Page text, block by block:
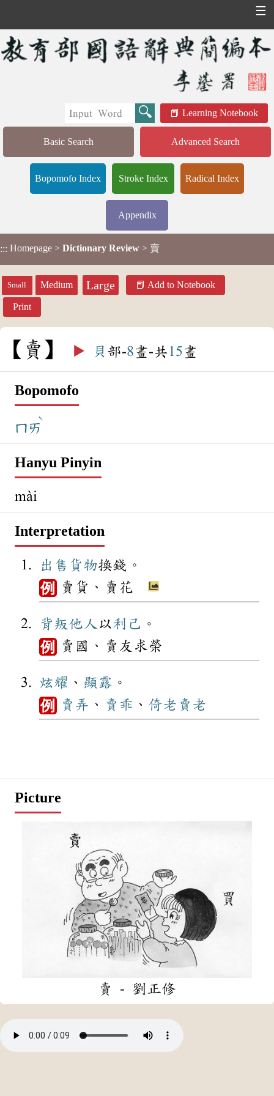
☰
Learning Notebook
Basic Search Advanced Search
Bopomofo Index Stroke Index Radical Index
Appendix
::: Homepage > Dictionary Review > 賣
Small Medium Large Add to Notebook
Print
賣 ▶️ 貝 部-8畫-共 15畫
Bopomofo
ㄇㄞ
ˋ
Hanyu Pinyin
mài
Interpretation
出售 貨物換錢。
例 賣貨、賣花
背叛他人 以利己 。
例 賣國、賣友求榮
炫耀 、 顯露 。
例 賣弄 、 賣乖 、 倚老賣老
Picture
賣 - 劉正修